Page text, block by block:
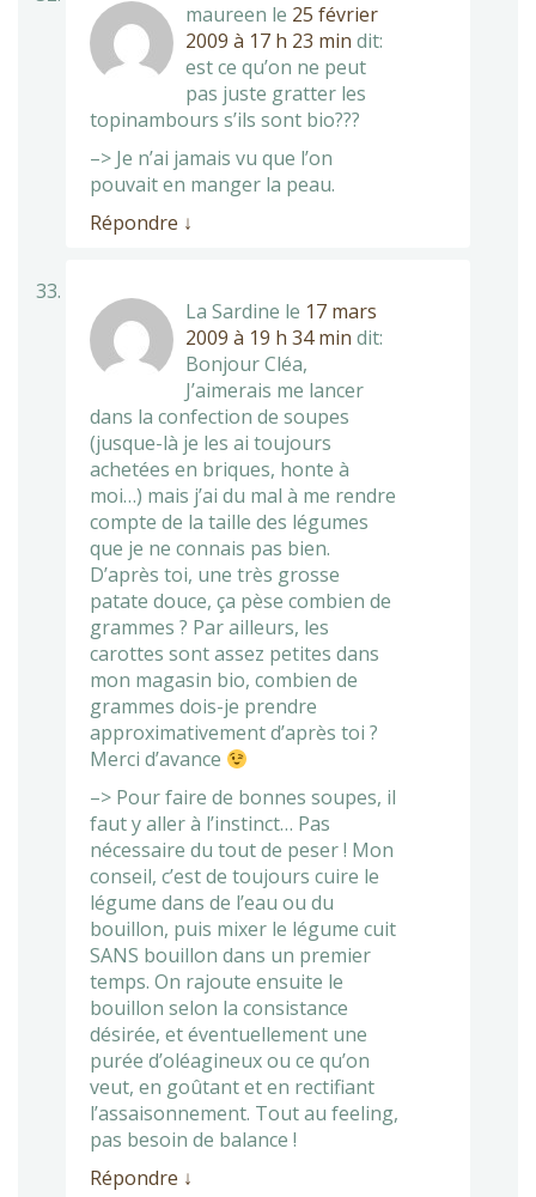
maureen le 25 février
2009 à 17 h 23 min dit:
est ce qu’on ne peut
pas juste gratter les
topinambours s’ils sont bio???
–> Je n’ai jamais vu que l’on
pouvait en manger la peau.
Répondre ↓
La Sardine le 17 mars
2009 à 19 h 34 min dit:
Bonjour Cléa,
J’aimerais me lancer
dans la confection de soupes
(jusque-là je les ai toujours
achetées en briques, honte à
moi…) mais j’ai du mal à me rendre
compte de la taille des légumes
que je ne connais pas bien.
D’après toi, une très grosse
patate douce, ça pèse combien de
grammes ? Par ailleurs, les
carottes sont assez petites dans
mon magasin bio, combien de
grammes dois-je prendre
approximativement d’après toi ?
Merci d’avance
–> Pour faire de bonnes soupes, il
faut y aller à l’instinct… Pas
nécessaire du tout de peser ! Mon
conseil, c’est de toujours cuire le
légume dans de l’eau ou du
bouillon, puis mixer le légume cuit
SANS bouillon dans un premier
temps. On rajoute ensuite le
bouillon selon la consistance
désirée, et éventuellement une
purée d’oléagineux ou ce qu’on
veut, en goûtant et en rectifiant
l’assaisonnement. Tout au feeling,
pas besoin de balance !
Répondre ↓